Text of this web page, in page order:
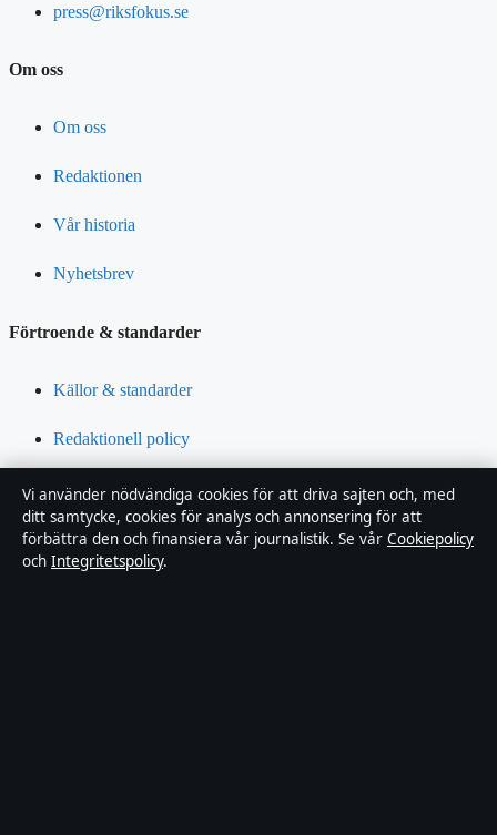
press@riksfokus.se
Om oss
Om oss
Redaktionen
Vår historia
Nyhetsbrev
Förtroende & standarder
Källor & standarder
Redaktionell policy
Rättelsepolicy
Tillgänglighetsredogörelse
Vi använder nödvändiga cookies för att driva sajten och, med
ditt samtycke, cookies för analys och annonsering för att
förbättra den och finansiera vår journalistik. Se vår Cookiepolicy
och Integritetspolicy.